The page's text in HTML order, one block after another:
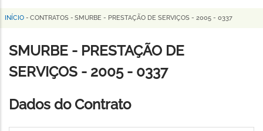
Horizonte
Trilha
de
navegação
INÍCIO - CONTRATOS - SMURBE - PRESTAÇÃO DE SERVIÇOS - 2005 - 0337
SMURBE - PRESTAÇÃO DE
SERVIÇOS - 2005 - 0337
Dados do Contrato